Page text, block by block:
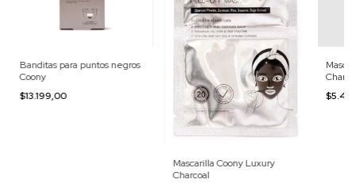
Banditas para puntos negros
Coony
$13.199,00
Mascarilla Coony Luxury
Charcoal